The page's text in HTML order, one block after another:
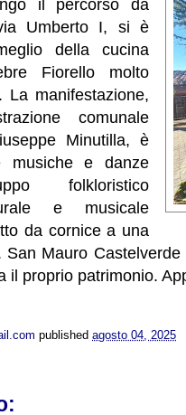
il percorso da
Umberto I, si è
della cucina
Fiorello molto
La manifestazione,
comunale
Minutilla, è
musiche e danze
folkloristico
e musicale
da cornice a una
Mauro
il proprio patrimonio.
published agosto 04, 2025